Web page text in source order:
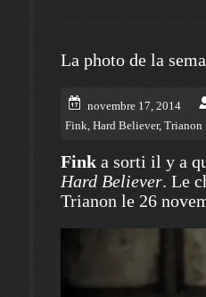
La photo de la
novembre 17, 2014
Fink, Hard Believer, Trianon
Fink a sorti il y a
Hard Believer. Le
Trianon le 26